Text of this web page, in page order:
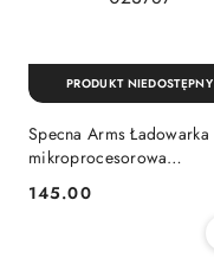
Specna Arms Ładowarka
mikroprocesorowa
Cena:
145.00
PRODUKT NIEDOSTĘPNY